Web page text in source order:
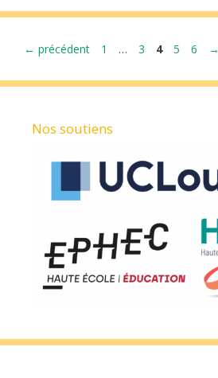
← précédent Page
1 … Page
3 Page
4 Page
5 Page
6 →
Nos soutiens